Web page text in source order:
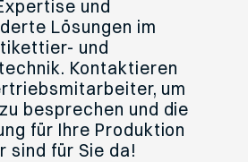
und
Lösungen im
und
Kontaktieren
um
besprechen und die
für Ihre Produktion
sind für Sie da!